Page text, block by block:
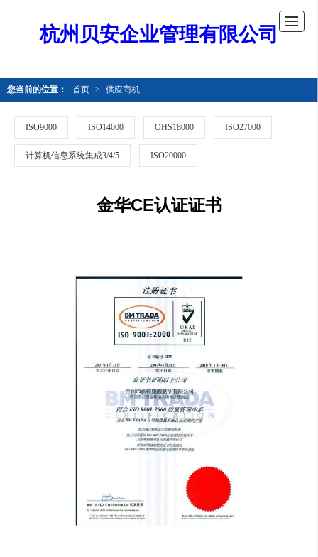
杭州贝安企业管理有限公司
您当前的位置： 首页 > 供应商机
ISO9000 ISO14000 OHS18000 ISO27000
计算机信息系统集成3/4/5 ISO20000
金华CE认证证书